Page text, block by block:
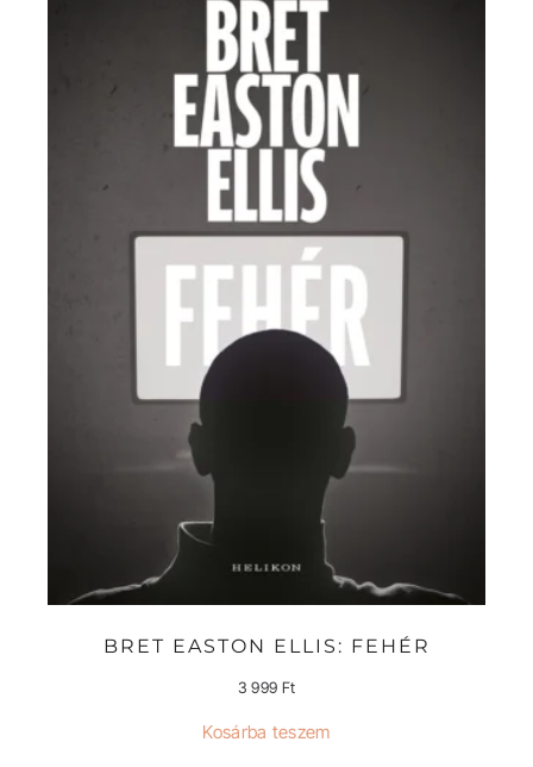
BRET EASTON ELLIS: FEHÉR
3 999 Ft
Kosárba teszem